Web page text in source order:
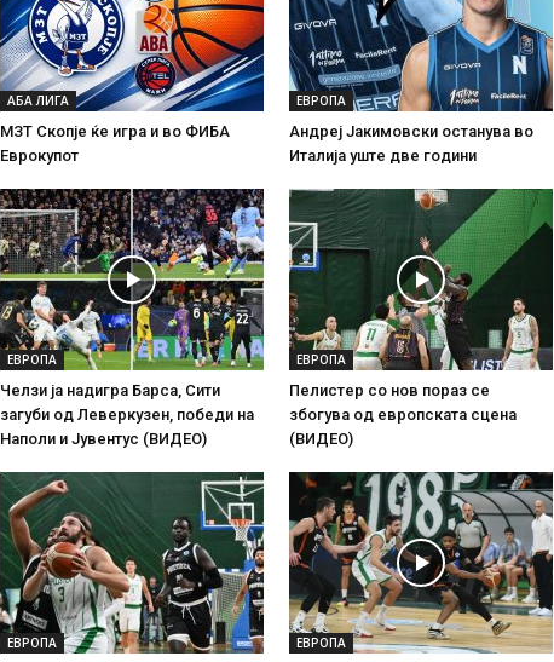
АБА ЛИГА
МЗТ Скопје ќе игра и во ФИБА
Еврокупот
ЕВРОПА
Андреј Јакимовски останува во
Италија уште две години
ЕВРОПА
Челзи ја надигра Барса, Сити
загуби од Леверкузен, победи на
Наполи и Јувентус (ВИДЕО)
ЕВРОПА
Пелистер со нов пораз се
збогува од европската сцена
(ВИДЕО)
ЕВРОПА ЕВРОПА